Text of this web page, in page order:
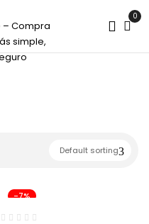
0
Default sorting
-7%